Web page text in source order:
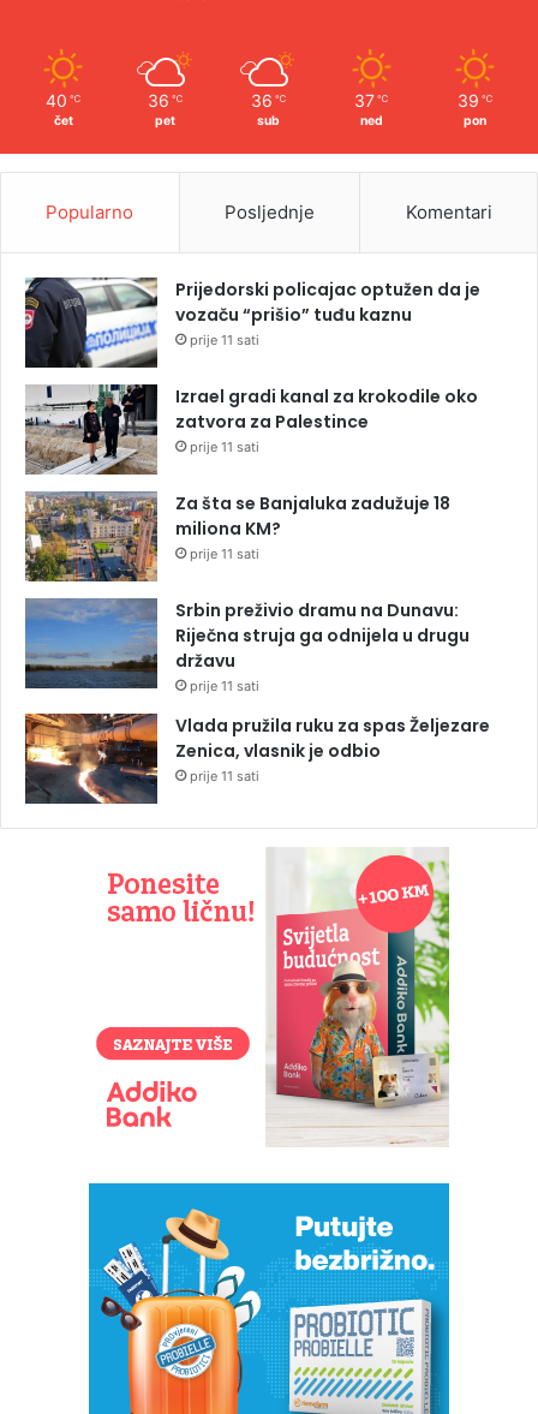
40 ℃
čet
36 ℃
pet
36 ℃
sub
37 ℃
ned
39 ℃
pon
Popularno Posljednje Komentari
Prijedorski policajac optužen da je
vozaču “prišio” tuđu kaznu
prije 11 sati
Izrael gradi kanal za krokodile oko
zatvora za Palestince
prije 11 sati
Za šta se Banjaluka zadužuje 18
miliona KM?
prije 11 sati
Srbin preživio dramu na Dunavu:
Riječna struja ga odnijela u drugu
državu
prije 11 sati
Vlada pružila ruku za spas Željezare
Zenica, vlasnik je odbio
prije 11 sati